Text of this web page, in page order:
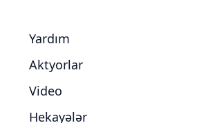
Yardım
Aktyorlar
Video
Hekayələr